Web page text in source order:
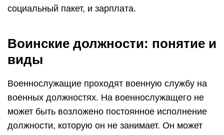
социальный пакет, и зарплата.
Воинские должности: понятие и
виды
Военнослужащие проходят военную службу на
военных должностях. На военнослужащего не
может быть возложено постоянное исполнение
должности, которую он не занимает. Он может